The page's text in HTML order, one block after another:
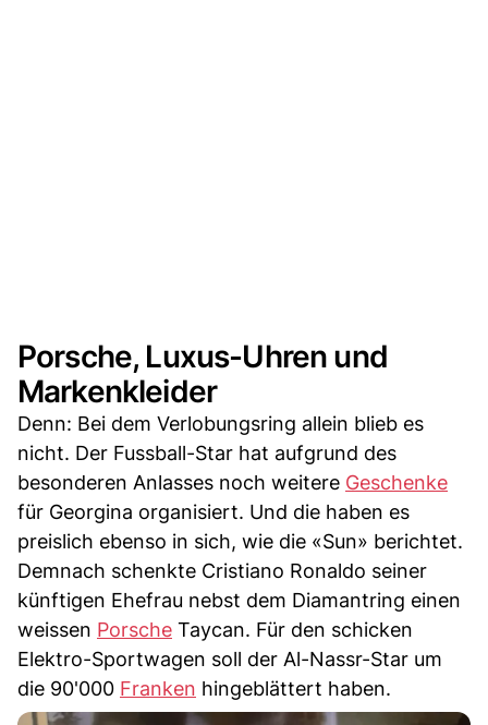
Porsche, Luxus-Uhren und
Markenkleider
Denn: Bei dem Verlobungsring allein blieb es
nicht. Der Fussball-Star hat aufgrund des
besonderen Anlasses noch weitere Geschenke
für Georgina organisiert. Und die haben es
preislich ebenso in sich, wie die «Sun» berichtet.
Demnach schenkte Cristiano Ronaldo seiner
künftigen Ehefrau nebst dem Diamantring einen
weissen Porsche Taycan. Für den schicken
Elektro-Sportwagen soll der Al-Nassr-Star um
die 90'000 Franken hingeblättert haben.